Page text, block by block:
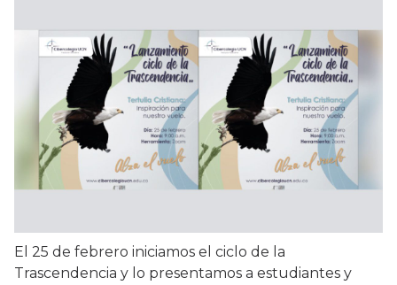
El 25 de febrero iniciamos el ciclo de la
Trascendencia y lo presentamos a estudiantes y